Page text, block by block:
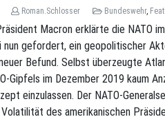
Roman.Schlosser Bundeswehr,
Macron erklärte die NATO
nun gefordert, ein geopolitischer
Befund. Selbst überzeugte
Gipfels im Dezember 2019 kaum
einzulassen. Der NATO-
des amerikanischen